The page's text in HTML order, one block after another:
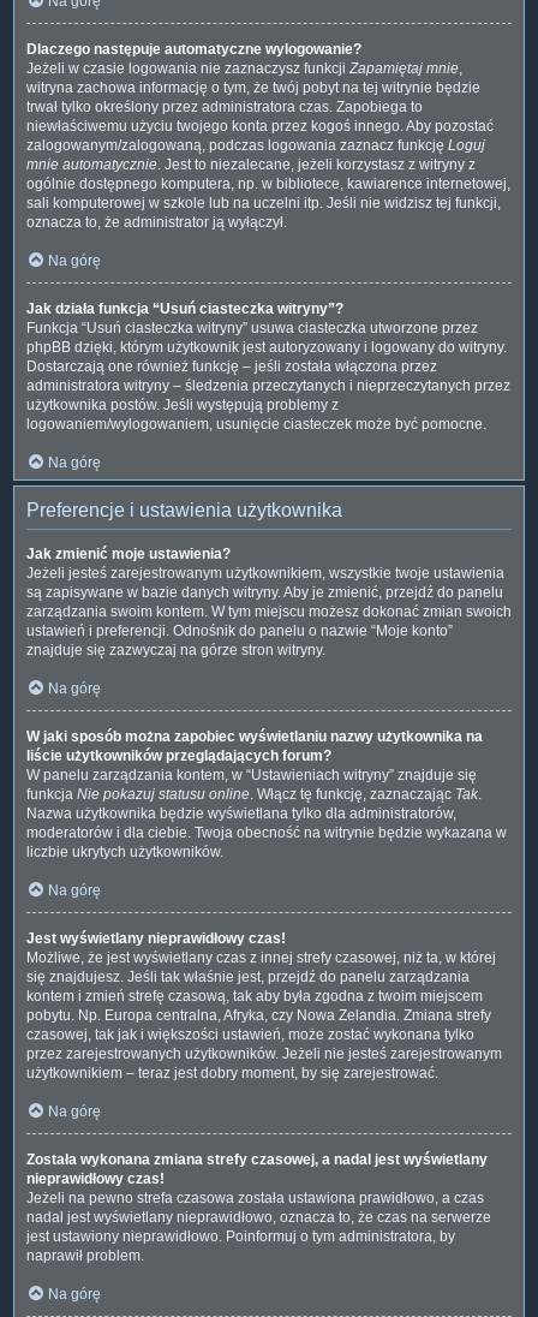
Dlaczego następuje automatyczne wylogowanie?
Jeżeli w czasie logowania nie zaznaczysz funkcji Zapamiętaj mnie,
witryna zachowa informację o tym, że twój pobyt na tej witrynie będzie
trwał tylko określony przez administratora czas. Zapobiega to
niewłaściwemu użyciu twojego konta przez kogoś innego. Aby pozostać
zalogowanym/zalogowaną, podczas logowania zaznacz funkcję Loguj
mnie automatycznie. Jest to niezalecane, jeżeli korzystasz z witryny z
ogólnie dostępnego komputera, np. w bibliotece, kawiarence internetowej,
sali komputerowej w szkole lub na uczelni itp. Jeśli nie widzisz tej funkcji,
oznacza to, że administrator ją wyłączył.
Na górę
Jak działa funkcja “Usuń ciasteczka witryny”?
Funkcja “Usuń ciasteczka witryny” usuwa ciasteczka utworzone przez
phpBB dzięki, którym użytkownik jest autoryzowany i logowany do witryny.
Dostarczają one również funkcję – jeśli została włączona przez
administratora witryny – śledzenia przeczytanych i nieprzeczytanych przez
użytkownika postów. Jeśli występują problemy z
logowaniem/wylogowaniem, usunięcie ciasteczek może być pomocne.
Na górę
Preferencje i ustawienia użytkownika
Jak zmienić moje ustawienia?
Jeżeli jesteś zarejestrowanym użytkownikiem, wszystkie twoje ustawienia
są zapisywane w bazie danych witryny. Aby je zmienić, przejdź do panelu
zarządzania swoim kontem. W tym miejscu możesz dokonać zmian swoich
ustawień i preferencji. Odnośnik do panelu o nazwie “Moje konto”
znajduje się zazwyczaj na górze stron witryny.
Na górę
W jaki sposób można zapobiec wyświetlaniu nazwy użytkownika na
liście użytkowników przeglądających forum?
W panelu zarządzania kontem, w “Ustawieniach witryny” znajduje się
funkcja Nie pokazuj statusu online. Włącz tę funkcję, zaznaczając Tak.
Nazwa użytkownika będzie wyświetlana tylko dla administratorów,
moderatorów i dla ciebie. Twoja obecność na witrynie będzie wykazana w
liczbie ukrytych użytkowników.
Na górę
Jest wyświetlany nieprawidłowy czas!
Możliwe, że jest wyświetlany czas z innej strefy czasowej, niż ta, w której
się znajdujesz. Jeśli tak właśnie jest, przejdź do panelu zarządzania
kontem i zmień strefę czasową, tak aby była zgodna z twoim miejscem
pobytu. Np. Europa centralna, Afryka, czy Nowa Zelandia. Zmiana strefy
czasowej, tak jak i większości ustawień, może zostać wykonana tylko
przez zarejestrowanych użytkowników. Jeżeli nie jesteś zarejestrowanym
użytkownikiem – teraz jest dobry moment, by się zarejestrować.
Na górę
Została wykonana zmiana strefy czasowej, a nadal jest wyświetlany
nieprawidłowy czas!
Jeżeli na pewno strefa czasowa została ustawiona prawidłowo, a czas
nadal jest wyświetlany nieprawidłowo, oznacza to, że czas na serwerze
jest ustawiony nieprawidłowo. Poinformuj o tym administratora, by
naprawił problem.
Na górę